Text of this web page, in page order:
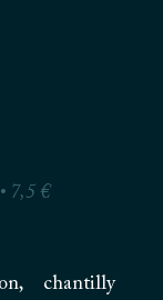
• 7,5 €
chantilly